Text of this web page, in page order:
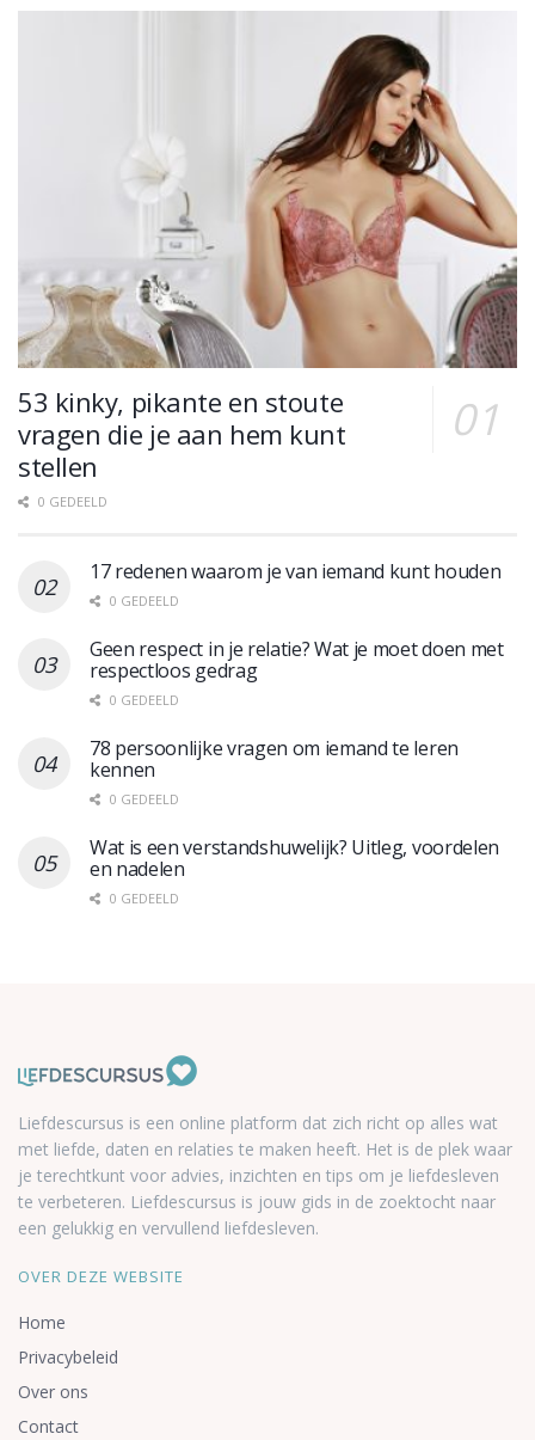
53 kinky, pikante en stoute
vragen die je aan hem kunt
stellen
0 GEDEELD
17 redenen waarom je van iemand kunt houden
0 GEDEELD
Geen respect in je relatie? Wat je moet doen met
respectloos gedrag
0 GEDEELD
78 persoonlijke vragen om iemand te leren
kennen
0 GEDEELD
Wat is een verstandshuwelijk? Uitleg, voordelen
en nadelen
0 GEDEELD
Liefdescursus is een online platform dat zich richt op alles wat
met liefde, daten en relaties te maken heeft. Het is de plek waar
je terechtkunt voor advies, inzichten en tips om je liefdesleven
te verbeteren. Liefdescursus is jouw gids in de zoektocht naar
een gelukkig en vervullend liefdesleven.
OVER DEZE WEBSITE
Home
Privacybeleid
Over ons
Contact